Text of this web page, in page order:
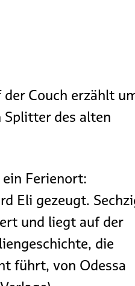
Couch erzählt
Splitter des alten
Ferienort:
Eli gezeugt.
und liegt auf der
die
führt, von Odessa